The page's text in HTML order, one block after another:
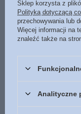
Data
ISBN
Sklep korzysta z
Polityką dotyczącą
przechowywania lub
Więcej informacji na
znaleźć także na
Analityczne